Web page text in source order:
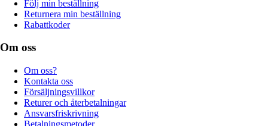
Följ min beställning
Returnera min beställning
Rabattkoder
Om oss
Om oss?
Kontakta oss
Försäljningsvillkor
Returer och återbetalningar
Ansvarsfriskrivning
Betalningsmetoder